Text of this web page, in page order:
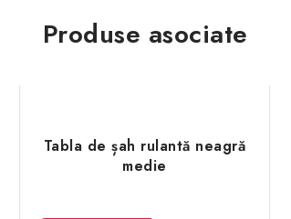
Produse asociate
Tabla de șah rulantă neagră
medie